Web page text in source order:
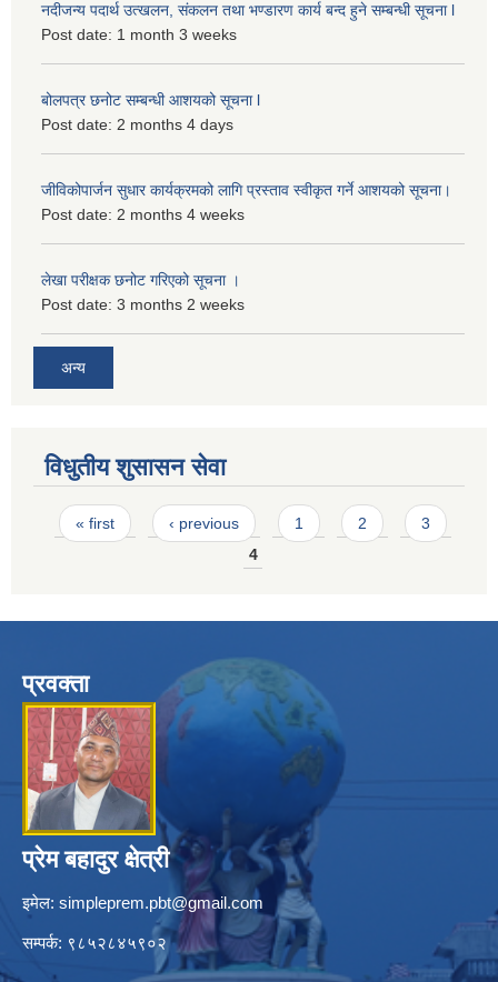
नदीजन्य पदार्थ उत्खलन, संकलन तथा भण्डारण कार्य बन्द हुने सम्बन्धी सूचना l
Post date: 1 month 3 weeks
बोलपत्र छनोट सम्बन्धी आशयको सूचना l
Post date: 2 months 4 days
जीविकोपार्जन सुधार कार्यक्रमको लागि प्रस्ताव स्वीकृत गर्ने आशयको सूचना।
Post date: 2 months 4 weeks
लेखा परीक्षक छनोट गरिएको सूचना ।
Post date: 3 months 2 weeks
अन्य
विधुतीय शुसासन सेवा
Pages
« first ‹ previous 1 2
3
4
प्रवक्ता
प्रेम बहादुर क्षेत्री
इमेल: simpleprem.pbt@gmail.com
सम्पर्क: ९८५२८४५९०२